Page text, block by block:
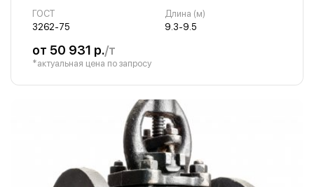
ГОСТ
3262-75
Длина (м)
9.3-9.5
от 50 931 р./т
*актуальная цена по запросу